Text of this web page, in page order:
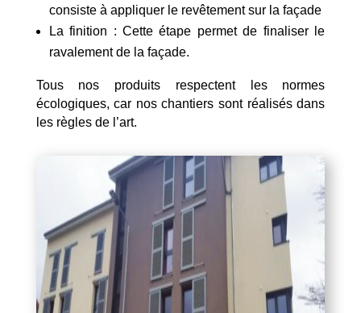
consiste à appliquer le revêtement sur la façade
La finition : Cette étape permet de finaliser le
ravalement de la façade.
Tous nos produits respectent les normes
écologiques, car nos chantiers sont réalisés dans
les règles de l’art.